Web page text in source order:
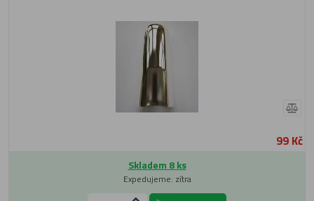
99 Kč
Skladem 8 ks
Expedujeme: zítra